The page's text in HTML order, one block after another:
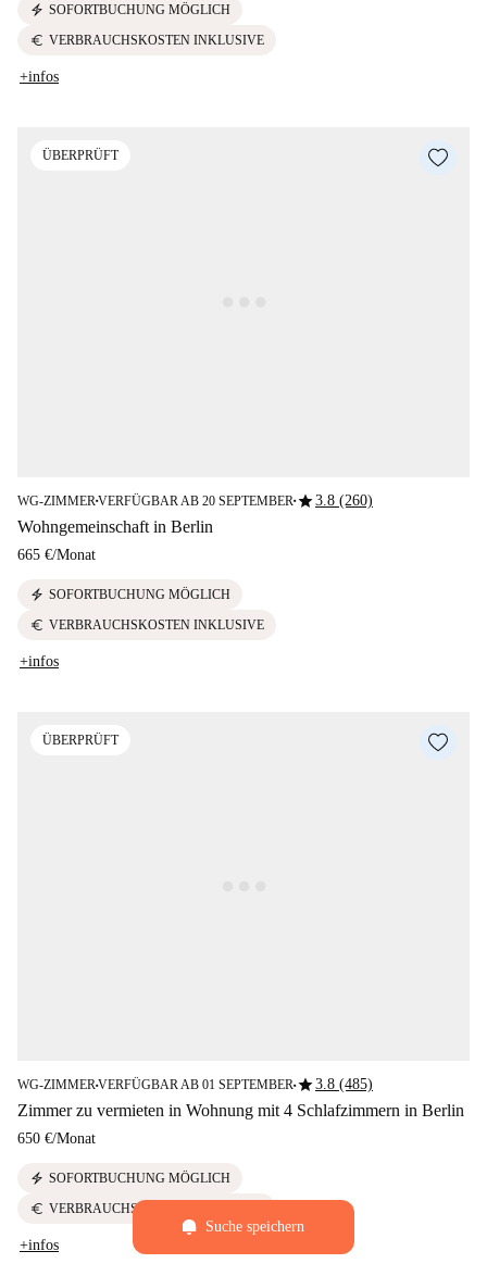
electric_bolt SOFORTBUCHUNG MÖGLICH
euro VERBRAUCHSKOSTEN INKLUSIVE
+infos
ÜBERPRÜFT
WG-ZIMMER■VERFÜGBAR AB 20 SEPTEMBER■star3.8 (260)
Wohngemeinschaft in Berlin
665 €/Monat
electric_bolt SOFORTBUCHUNG MÖGLICH
euro VERBRAUCHSKOSTEN INKLUSIVE
+infos
ÜBERPRÜFT
WG-ZIMMER■VERFÜGBAR AB 01 SEPTEMBER■star3.8 (485)
Zimmer zu vermieten in Wohnung mit 4 Schlafzimmern in Berlin
650 €/Monat
electric_bolt SOFORTBUCHUNG MÖGLICH
euro VERBRAUCHSKOSTEN INKLUSIVE
+infos
Suche speichern